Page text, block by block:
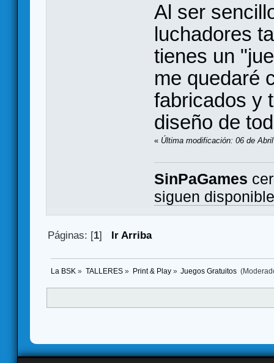
Al ser
luchadores
tienes un
me quedaré
fabricados y
diseño de
« Última modificación: 06 de
SinPaGames
siguen
Páginas: [1] Ir Arriba
La BSK » TALLERES» Print & Play» Juegos Gratuitos